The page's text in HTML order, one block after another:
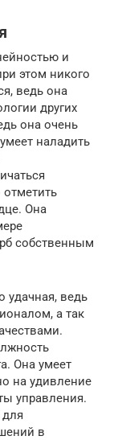
и
этом никого
ведь она
других
она очень
наладить
Она
собственным
удачная, ведь
а так
Она умеет
на удивление
управления.
для
в